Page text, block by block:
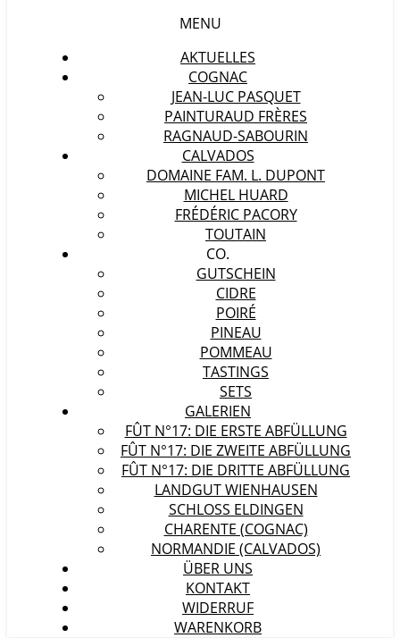
MENU
AKTUELLES
COGNAC
JEAN-LUC PASQUET
PAINTURAUD FRÈRES
RAGNAUD-SABOURIN
CALVADOS
DOMAINE FAM. L. DUPONT
MICHEL HUARD
FRÉDÉRIC PACORY
TOUTAIN
CO.
GUTSCHEIN
CIDRE
POIRÉ
PINEAU
POMMEAU
TASTINGS
SETS
GALERIEN
FÛT N°17: DIE ERSTE ABFÜLLUNG
FÛT N°17: DIE ZWEITE ABFÜLLUNG
FÛT N°17: DIE DRITTE ABFÜLLUNG
LANDGUT WIENHAUSEN
SCHLOSS ELDINGEN
CHARENTE (COGNAC)
NORMANDIE (CALVADOS)
ÜBER UNS
KONTAKT
WIDERRUF
WARENKORB